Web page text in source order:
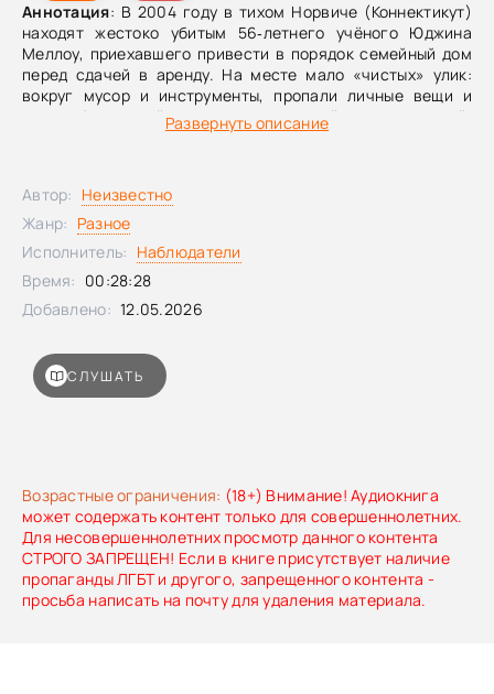
Аннотация: В 2004 году в тихом Норвиче (Коннектикут)
находят жестоко убитым 56‑летнего учёного Юджина
Меллоу, приехавшего привести в порядок семейный дом
перед сдачей в аренду. На месте мало «чистых» улик:
вокруг мусор и инструменты, пропали личные вещи и
автомобиль, а найденная связка ключей выглядит чужой.
Полиция проверяет версию ограбления, опрашивает
надолго уходит в тупик, пока спустя несколько лет его не
поднимают снова. Неожиданная подсказка и простая, но
часто работающая уловка помогают сдвинуть
расследование с мёртвой точки и постепенно
восстановить картину произошедшего — без очевидных
мотивов и без «киношных» злодеев, зато с
Развернуть описание
Возрастные ограничения: (18+) Внимание! Аудиокнига
может содержать контент только для совершеннолетних.
Для несовершеннолетних просмотр данного контента
СТРОГО ЗАПРЕЩЕН! Если в книге присутствует наличие
пропаганды ЛГБТ и другого, запрещенного контента -
просьба написать на почту для удаления материала.
СЛУШАТЬ
Автор: Неизвестно
Жанр: Разное
Исполнитель: Наблюдатели
Время: 00:28:28
Добавлено: 12.05.2026